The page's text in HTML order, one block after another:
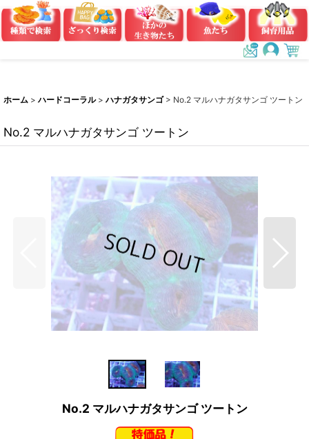
ホーム > ハードコーラル > ハナガタサンゴ > No.2 マルハナガタサンゴ ツートン
No.2 マルハナガタサンゴ ツートン
No.2 マルハナガタサンゴ ツートン